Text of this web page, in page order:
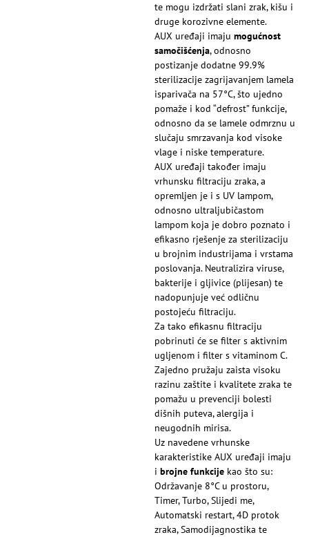
te mogu izdržati slani zrak, kišu i
druge korozivne elemente.
AUX uređaji imaju mogućnost
samočišćenja, odnosno
postizanje dodatne 99.9%
sterilizacije zagrijavanjem lamela
isparivača na 57°C, što ujedno
pomaže i kod “defrost” funkcije,
odnosno da se lamele odmrznu u
slučaju smrzavanja kod visoke
vlage i niske temperature.
AUX uređaji također imaju
vrhunsku filtraciju zraka, a
opremljen je i s UV lampom,
odnosno ultraljubičastom
lampom koja je dobro poznato i
efikasno rješenje za sterilizaciju
u brojnim industrijama i vrstama
poslovanja. Neutralizira viruse,
bakterije i gljivice (plijesan) te
nadopunjuje već odličnu
postojeću filtraciju.
Za tako efikasnu filtraciju
pobrinuti će se filter s aktivnim
ugljenom i filter s vitaminom C.
Zajedno pružaju zaista visoku
razinu zaštite i kvalitete zraka te
pomažu u prevenciji bolesti
dišnih puteva, alergija i
neugodnih mirisa.
Uz navedene vrhunske
karakteristike AUX uređaji imaju
i brojne funkcije kao što su:
Održavanje 8°C u prostoru,
Timer, Turbo, Slijedi me,
Automatski restart, 4D protok
zraka, Samodijagnostika te